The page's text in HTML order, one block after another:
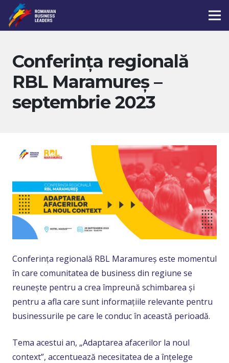
Conferinţa regională
RBL Maramureș –
septembrie 2023
Conferința regională RBL Maramureș este momentul
în care comunitatea de business din regiune se
reunește pentru a crea împreună schimbarea și
pentru a afla care sunt informațiile relevante pentru
businessurile pe care le conduc în această perioadă.
Tema acestui an, „Adaptarea afacerilor la noul
context”, accentuează necesitatea de a înțelege